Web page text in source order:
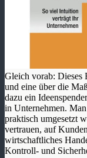
Gleich vorab: Dieses
und eine über die
dazu ein
in Unternehmen.
praktisch umgesetzt
vertrauen, auf
wirtschaftliches
Kontroll- und